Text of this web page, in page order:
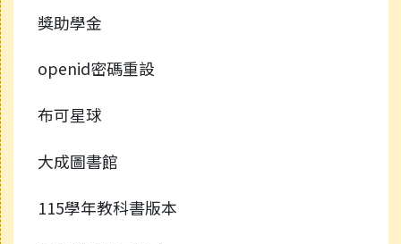
獎助學金
openid密碼重設
布可星球
大成圖書館
115學年教科書版本